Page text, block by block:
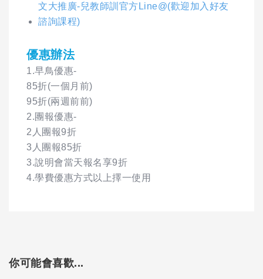
文大推廣-兒教師訓官方Line@(歡迎加入好友
諮詢課程)
優惠辦法
1.早鳥優惠-
85折(一個月前)
95折(兩週前前)
2.團報優惠-
2人團報9折
3人團報85折
3.說明會當天報名享9折
4.學費優惠方式以上擇一使用
你可能會喜歡...